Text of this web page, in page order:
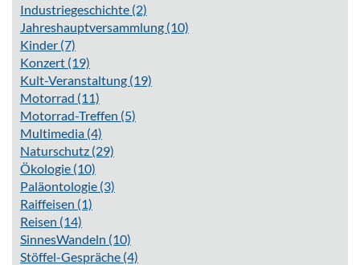
Industriegeschichte (2)
Jahreshauptversammlung (10)
Kinder (7)
Konzert (19)
Kult-Veranstaltung (19)
Motorrad (11)
Motorrad-Treffen (5)
Multimedia (4)
Naturschutz (29)
Ökologie (10)
Paläontologie (3)
Raiffeisen (1)
Reisen (14)
SinnesWandeln (10)
Stöffel-Gespräche (4)